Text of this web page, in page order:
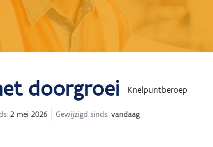
doorgroei Knelpuntberoep
2 mei 2026 Gewijzigd sinds: vandaag